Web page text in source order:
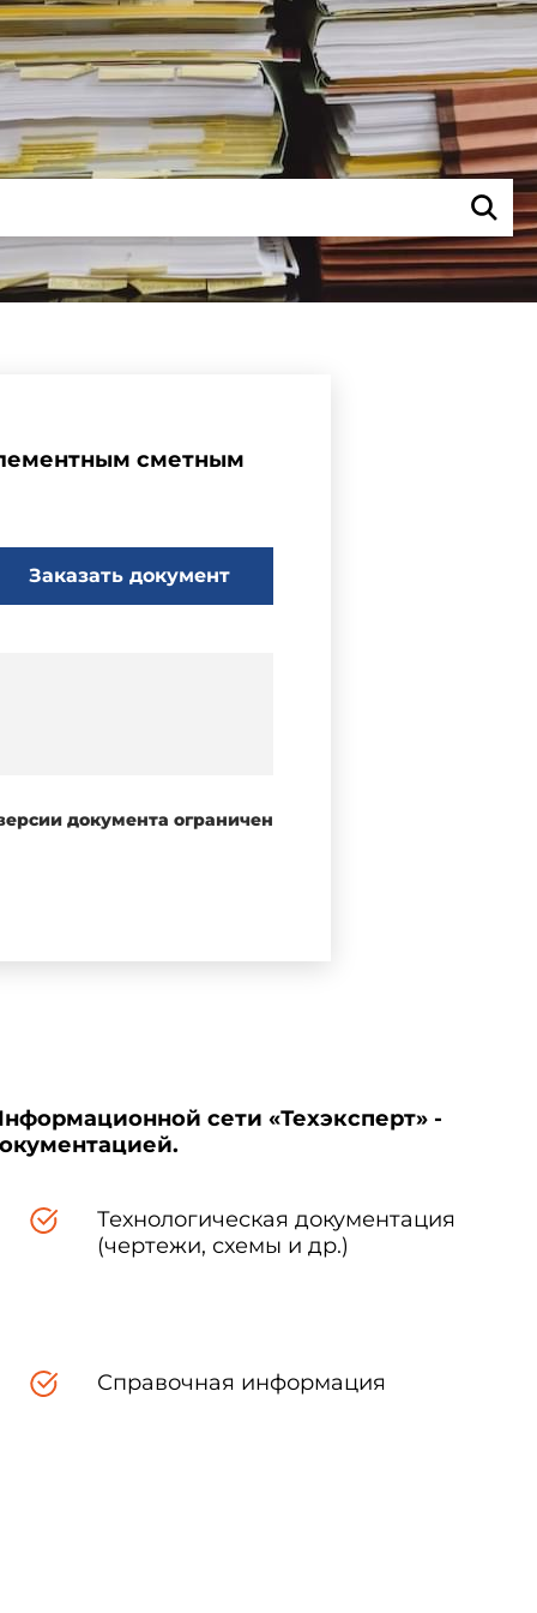
сметным
Заказать документ
документа ограничен
сети «Техэксперт» -
Технологическая документация
(чертежи, схемы и др.)
Справочная информация